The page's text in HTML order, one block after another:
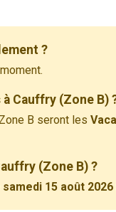
?
Cauffry (Zone B)
B seront les
(Zone B) ?
samedi 15 août 2026